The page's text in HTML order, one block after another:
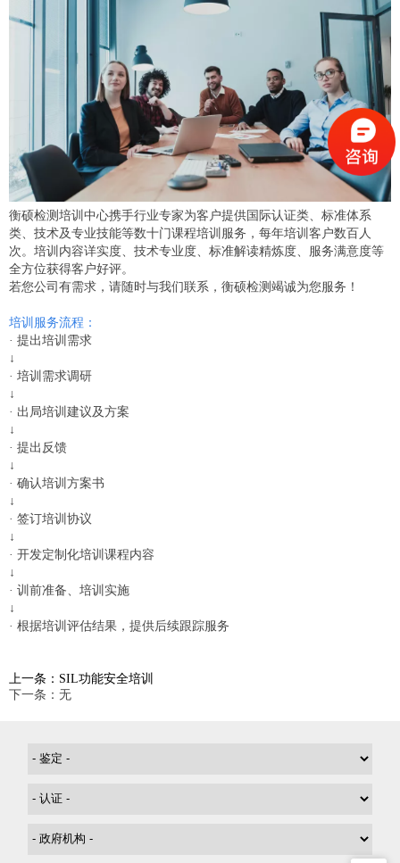
衡硕检测培训中心携手行业专家为客户提供国际认证类、标准体系
类、技术及专业技能等数十门课程培训服务，每年培训客户数百人
次。培训内容详实度、技术专业度、标准解读精炼度、服务满意度等
全方位获得客户好评。
若您公司有需求，请随时与我们联系，衡硕检测竭诚为您服务！
培训服务流程：
· 提出培训需求
↓
· 培训需求调研
↓
· 出局培训建议及方案
↓
· 提出反馈
↓
· 确认培训方案书
↓
· 签订培训协议
↓
· 开发定制化培训课程内容
↓
· 训前准备、培训实施
↓
· 根据培训评估结果，提供后续跟踪服务
上一条：SIL功能安全培训
下一条：无